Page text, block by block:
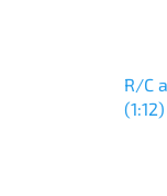
R/C
(1:12)